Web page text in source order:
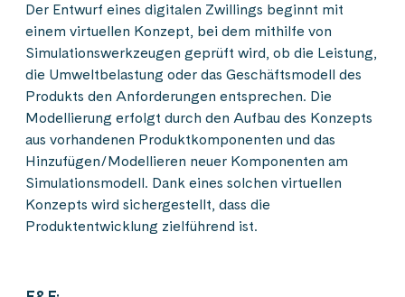
Der Entwurf eines digitalen Zwillings beginnt mit
einem virtuellen Konzept, bei dem mithilfe von
Simulationswerkzeugen geprüft wird, ob die Leistung,
die Umweltbelastung oder das Geschäftsmodell des
Produkts den Anforderungen entsprechen. Die
Modellierung erfolgt durch den Aufbau des Konzepts
aus vorhandenen Produktkomponenten und das
Hinzufügen/Modellieren neuer Komponenten am
Simulationsmodell. Dank eines solchen virtuellen
Konzepts wird sichergestellt, dass die
Produktentwicklung zielführend ist.